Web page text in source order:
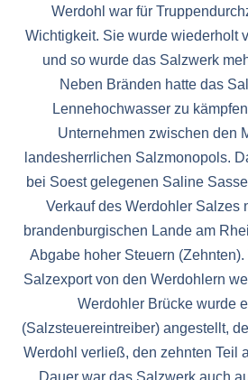
Werdohl war für
Wichtigkeit. Sie wurde wiederholt
und so wurde das Salzwerk
Neben Bränden hatte das
Lennehochwasser zu
Unternehmen zwischen den
landesherrlichen Salzmonopols.
bei Soest gelegenen Saline
Verkauf des Werdohler Salzes
brandenburgischen Lande am
Abgabe hoher Steuern
Salzexport von den Werdohlern
Werdohler Brücke wurde
(Salzsteuereintreiber) angestellt,
Werdohl verließ, den zehnten Teil
Dauer war das Salzwerk auch